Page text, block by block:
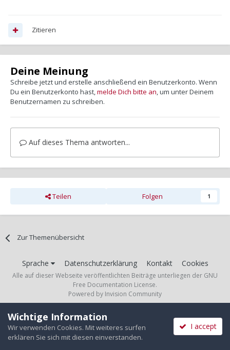
Zitieren
Deine Meinung
Schreibe jetzt und erstelle anschließend ein Benutzerkonto. Wenn
Du ein Benutzerkonto hast,melde Dich bitte an, um unter Deinem
Benutzernamen zu schreiben.
Auf dieses Thema antworten...
Teilen Folgen 1
Zur Themenübersicht
Sprache Datenschutzerklärung Kontakt Cookies
Alle auf dieser Webseite veröffentlichten Beiträge unterliegen der GNU
Free Documentation License.
Powered by Invision Community
Wichtige Information
Wir verwenden Cookies. Mit weiteres surfen
erklären Sie sich mit diesen einverstanden.
I accept